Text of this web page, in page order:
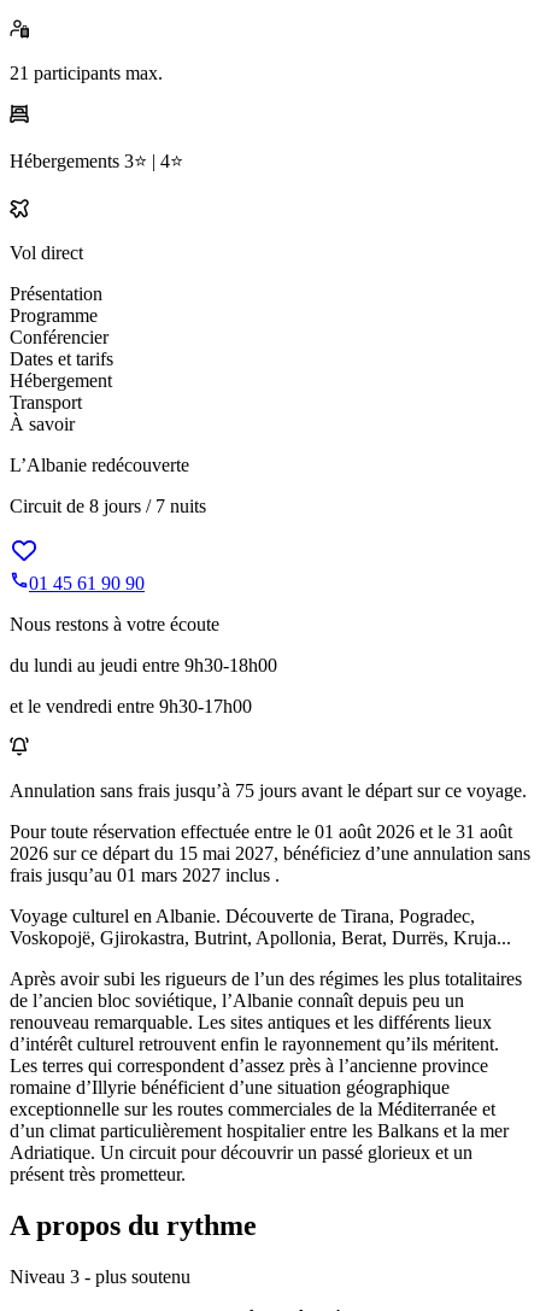
21 participants max.
Hébergements 3⭐️ | 4⭐️
Vol direct
Présentation
Programme
Conférencier
Dates et tarifs
Hébergement
Transport
À savoir
L’Albanie redécouverte
Circuit de 8 jours / 7 nuits
01 45 61 90 90
Nous restons à votre écoute
du lundi au jeudi entre 9h30-18h00
et le vendredi entre 9h30-17h00
Annulation sans frais jusqu’à 75 jours avant le départ sur ce voyage.
Pour toute réservation effectuée entre le 01 août 2026 et le 31 août
2026 sur ce départ du 15 mai 2027, bénéficiez d’une annulation sans
frais jusqu’au 01 mars 2027 inclus .
Voyage culturel en Albanie. Découverte de Tirana, Pogradec,
Voskopojë, Gjirokastra, Butrint, Apollonia, Berat, Durrës, Kruja...
Après avoir subi les rigueurs de l’un des régimes les plus totalitaires
de l’ancien bloc soviétique, l’Albanie connaît depuis peu un
renouveau remarquable. Les sites antiques et les différents lieux
d’intérêt culturel retrouvent enfin le rayonnement qu’ils méritent.
Les terres qui correspondent d’assez près à l’ancienne province
romaine d’Illyrie bénéficient d’une situation géographique
exceptionnelle sur les routes commerciales de la Méditerranée et
d’un climat particulièrement hospitalier entre les Balkans et la mer
Adriatique. Un circuit pour découvrir un passé glorieux et un
présent très prometteur.
A propos du rythme
Niveau 3 - plus soutenu